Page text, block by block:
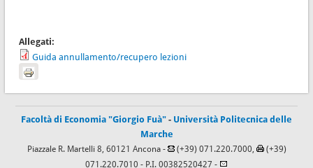
Allegati:
Guida annullamento/recupero lezioni
Facoltà di Economia "Giorgio Fuà" - Università Politecnica delle
Marche
Piazzale R. Martelli 8, 60121 Ancona - (+39) 071.220.7000,
(+39)
071.220.7010 - P.I. 00382520427 -